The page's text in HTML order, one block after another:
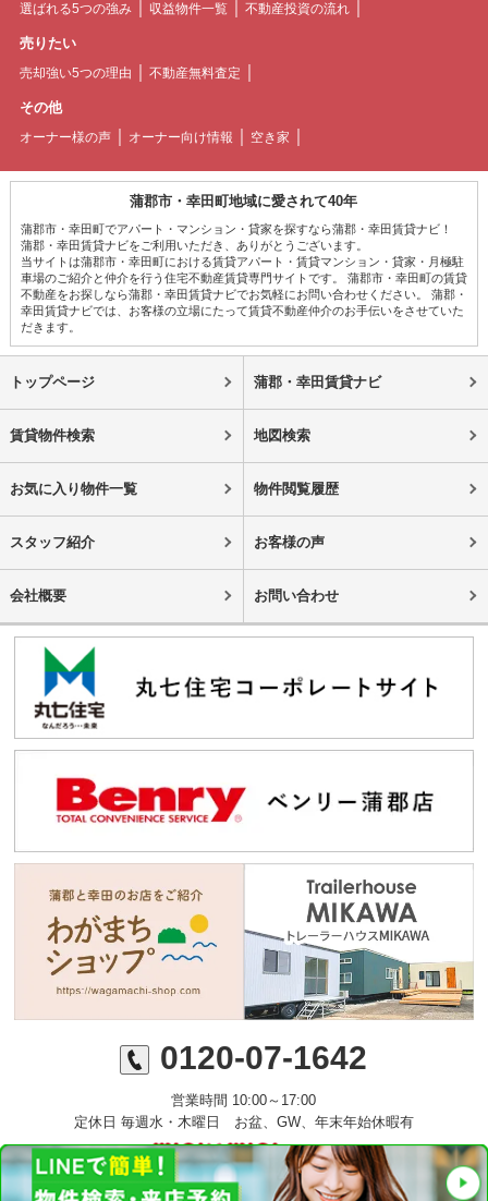
選ばれる5つの強み 収益物件一覧 不動産投資の流れ
売りたい
売却強い5つの理由 不動産無料査定
その他
オーナー様の声 オーナー向け情報 空き家
蒲郡市・幸田町地域に愛されて40年
蒲郡市・幸田町でアパート・マンション・貸家を探すなら蒲郡・幸田賃貸ナビ！
蒲郡・幸田賃貸ナビをご利用いただき、ありがとうございます。
当サイトは蒲郡市・幸田町における賃貸アパート・賃貸マンション・貸家・月極駐
車場のご紹介と仲介を行う住宅不動産賃貸専門サイトです。 蒲郡市・幸田町の賃貸
不動産をお探しなら蒲郡・幸田賃貸ナビでお気軽にお問い合わせください。 蒲郡・
幸田賃貸ナビでは、お客様の立場にたって賃貸不動産仲介のお手伝いをさせていた
だきます。
トップページ 蒲郡・幸田賃貸ナビ
賃貸物件検索 地図検索
お気に入り物件一覧 物件閲覧履歴
スタッフ紹介 お客様の声
会社概要 お問い合わせ
0120-07-1642
営業時間 10:00～17:00
定休日 毎週水・木曜日 お盆、GW、年末年始休暇有